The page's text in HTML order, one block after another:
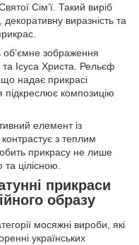
Сім’ї. Такий виріб
виразність та
об’ємне зображення
Ісуса Христа. Рельєф
надає прикрасі
композицію
елемент із
з теплим
прикрасу не лише
цілісною.
прикраси
образу
мосяжні вироби, які
українських